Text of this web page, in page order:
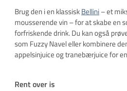
Brug den i en klassiskBellini– et
mousserende vin – for at skabe en
forfriskende drink. Du kan også
som Fuzzy Navel eller kombinere
appelsinjuice og tranebærjuice for
Rent over is